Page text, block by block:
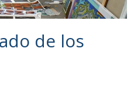
de los